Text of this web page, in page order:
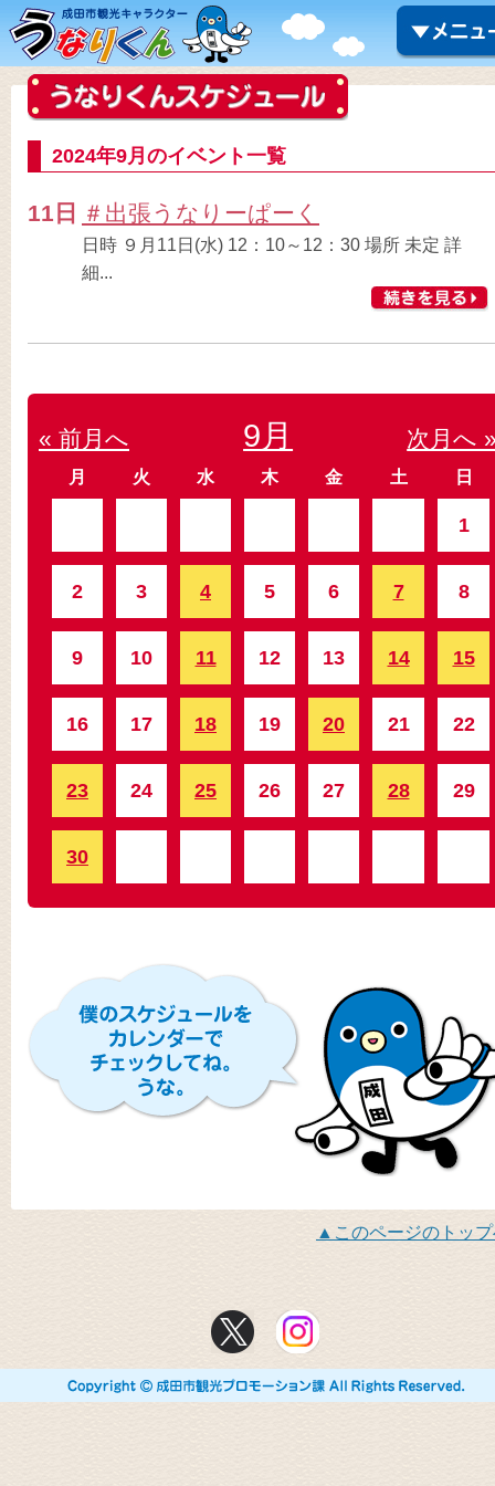
2024年9月のイベント一覧
11日 ＃出張うなりーぱーく
日時 ９月11日(水) 12：10～12：30 場所 未定 詳
細...
« 前月へ 9月 次月へ
月 火 水 木 金 土 日
1
2 3 4 5 6 7 8
9 10 11 12 13 14 15
16 17 18 19 20 21 22
23 24 25 26 27 28 29
30
このページのトッ